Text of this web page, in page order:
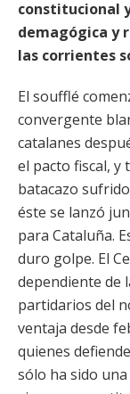
constitucional
demagógica y
las corrientes
El soufflé
convergente
catalanes
el pacto fiscal, y
batacazo
éste se lanzó
para Cataluña.
duro golpe. El
dependiente de
partidarios del
ventaja desde
quienes
sólo ha sido